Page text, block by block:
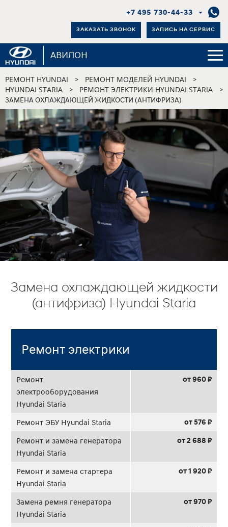
+7 495 730-44-33
ЗАКАЗАТЬ ЗВОНОК ЗАПИСЬ НА СЕРВИС
АВИЛОН
РЕМОНТ HYUNDAI > РЕМОНТ МОДЕЛЕЙ HYUNDAI >
HYUNDAI STARIA > РЕМОНТ ЭЛЕКТРИКИ HYUNDAI STARIA >
ЗАМЕНА ОХЛАЖДАЮЩЕЙ ЖИДКОСТИ (АНТИФРИЗА)
Замена охлаждающей жидкости
(антифриза) Hyundai Staria
Ремонт электрики
Ремонт
электрооборудования
Hyundai Staria
от 960 ₽
Ремонт ЭБУ Hyundai Staria от 576 ₽
Ремонт и замена генератора
Hyundai Staria
от 2 688 ₽
Ремонт и замена стартера
Hyundai Staria
от 1 920 ₽
Замена ремня генератора
Hyundai Staria
от 970 ₽